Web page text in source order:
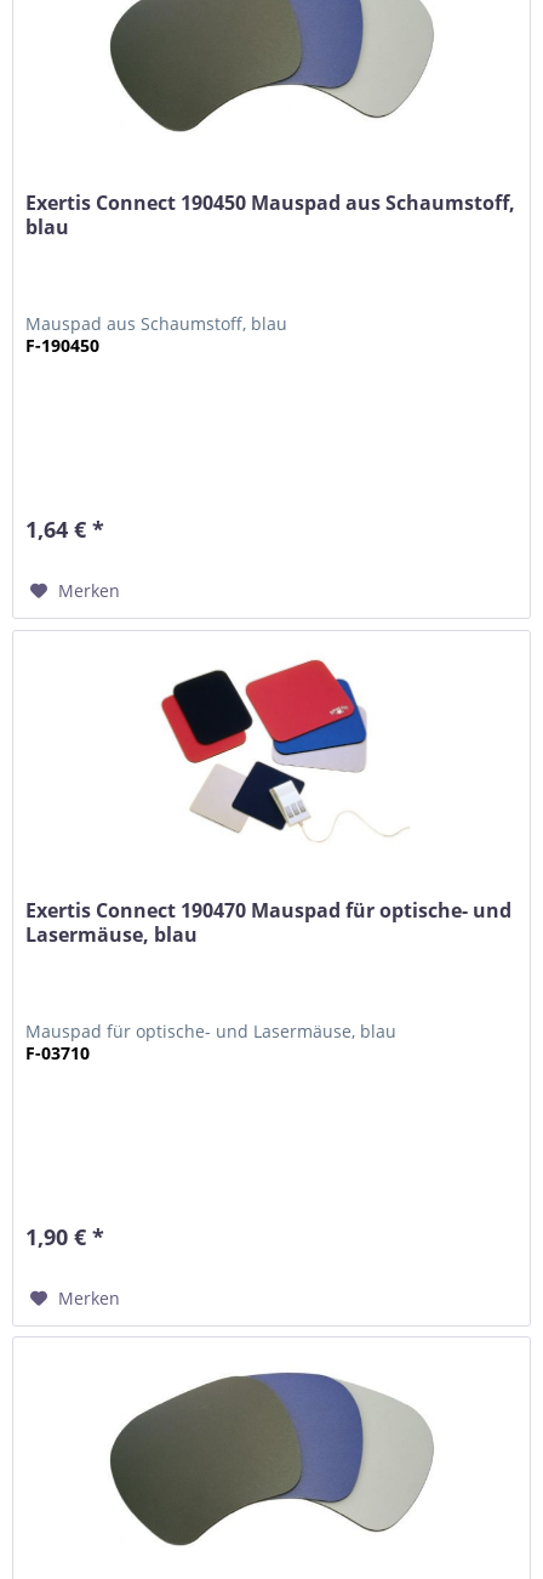
Exertis Connect 190450 Mauspad aus Schaumstoff,
blau
Mauspad aus Schaumstoff, blau
F-190450
1,64 € *
Merken
Exertis Connect 190470 Mauspad für optische- und
Lasermäuse, blau
Mauspad für optische- und Lasermäuse, blau
F-03710
1,90 € *
Merken